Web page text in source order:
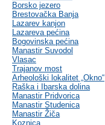
Borsko jezero
Brestovačka Banja
Lazarev kanjon
Lazareva pećina
Bogovinska pećina
Manastir Suvodol
Vlasac
Trajanov most
Arheološki lokalitet „Okno“
Raška i Ibarska dolina
Manastir Pridvorica
Manastir Studenica
Manastir Žiča
Koznica